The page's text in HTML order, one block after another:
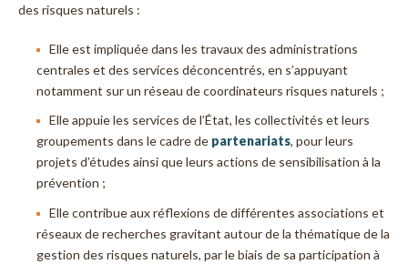
des risques naturels :
Elle est impliquée dans les travaux des administrations
centrales et des services déconcentrés, en s’appuyant
notamment sur un réseau de coordinateurs risques naturels ;
Elle appuie les services de l’État, les collectivités et leurs
groupements dans le cadre de partenariats, pour leurs
projets d’études ainsi que leurs actions de sensibilisation à la
prévention ;
Elle contribue aux réflexions de différentes associations et
réseaux de recherches gravitant autour de la thématique de la
gestion des risques naturels, par le biais de sa participation à